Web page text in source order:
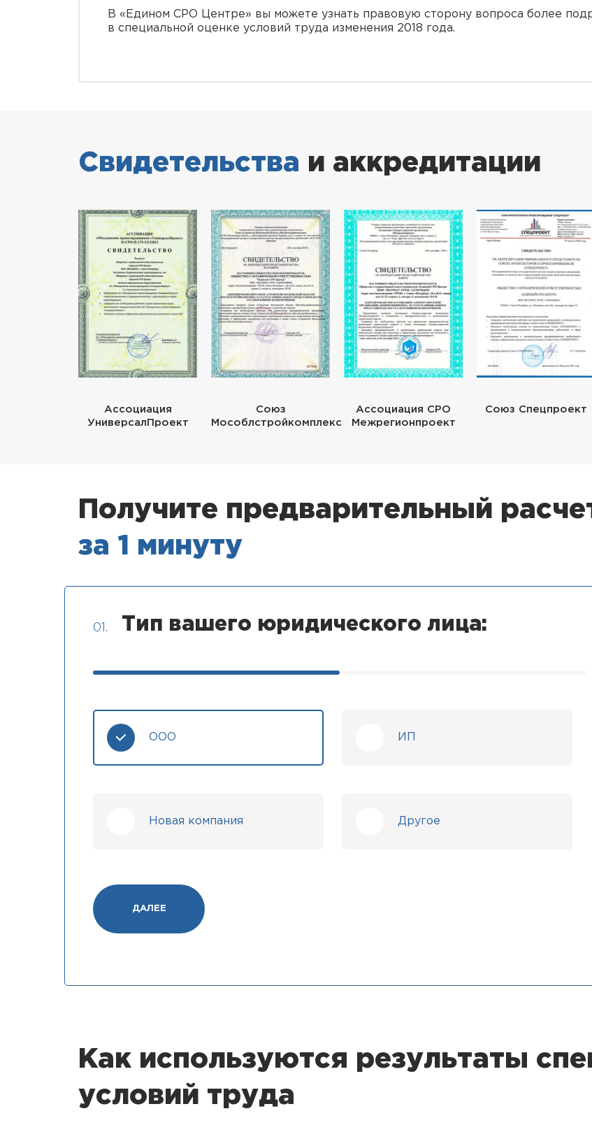
В «Едином СРО Центре» вы можете узнать правовую сторону вопроса более
в специальной оценке условий труда изменения 2018 года.
Свидетельства и аккредитации
Ассоциация
УниверсалПроект
Союз
Мособлстройкомплекс
Ассоциация СРО
Межрегионпроект
Союз Спецпроект
Получите предварительный
за 1 минуту
01. Тип вашего юридического лица:
ООО ИП
Новая компания Другое
ДАЛЕЕ
Как используются результаты
условий труда